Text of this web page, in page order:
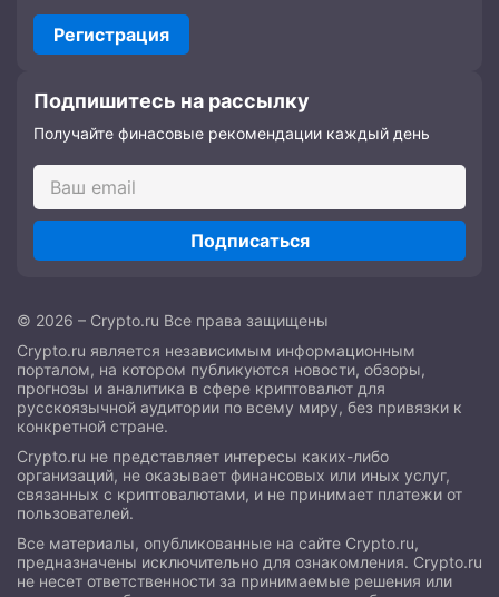
Регистрация
Подпишитесь на рассылку
Получайте финасовые рекомендации каждый день
Подписаться
© 2026 – Crypto.ru Все права защищены
Crypto.ru является независимым информационным
порталом, на котором публикуются новости, обзоры,
прогнозы и аналитика в сфере криптовалют для
русскоязычной аудитории по всему миру, без привязки к
конкретной стране.
Crypto.ru не представляет интересы каких-либо
организаций, не оказывает финансовых или иных услуг,
связанных с криптовалютами, и не принимает платежи от
пользователей.
Все материалы, опубликованные на сайте Crypto.ru,
предназначены исключительно для ознакомления. Crypto.ru
не несет ответственности за принимаемые решения или